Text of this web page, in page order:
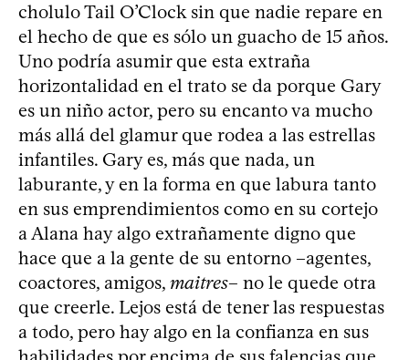
cholulo Tail O’Clock sin que nadie repare en
el hecho de que es sólo un guacho de 15 años.
Uno podría asumir que esta extraña
horizontalidad en el trato se da porque Gary
es un niño actor, pero su encanto va mucho
más allá del glamur que rodea a las estrellas
infantiles. Gary es, más que nada, un
laburante, y en la forma en que labura tanto
en sus emprendimientos como en su cortejo
a Alana hay algo extrañamente digno que
hace que a la gente de su entorno –agentes,
coactores, amigos, maitres– no le quede otra
que creerle. Lejos está de tener las respuestas
a todo, pero hay algo en la confianza en sus